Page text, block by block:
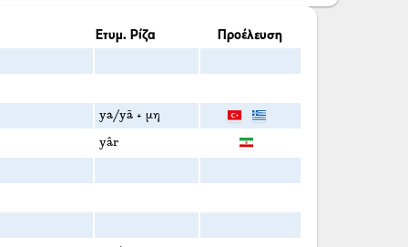
Ετυμ. Ρίζα Προέλευση
ya/yā + μη
yâr